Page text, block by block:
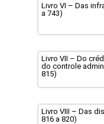
Livro VI – Das
a 743)
Livro VII – Do
do controle
815)
Livro VIII – Das
816 a 820)